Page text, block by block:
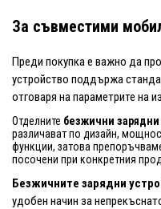
За съвместими
Преди покупка е важно да
устройство поддържа
отговаря на параметрите на
Отделните безжични зарядни
различават по дизайн,
функции, затова
посочени при конкретния
Безжичните зарядни
удобен начин за